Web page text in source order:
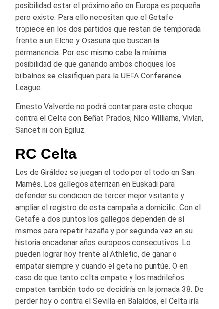
posibilidad estar el próximo año en Europa es pequeña
pero existe. Para ello necesitan que el Getafe
tropiece en los dos partidos que restan de temporada
frente a un Elche y Osasuna que buscan la
permanencia. Por eso mismo cabe la mínima
posibilidad de que ganando ambos choques los
bilbaínos se clasifiquen para la UEFA Conference
League.
Ernesto Valverde no podrá contar para este choque
contra el Celta con Beñat Prados, Nico Williams, Vivian,
Sancet ni con Egiluz.
RC Celta
Los de Giráldez se juegan el todo por el todo en San
Mamés. Los gallegos aterrizan en Euskadi para
defender su condición de tercer mejor visitante y
ampliar el registro de esta campaña a domicilio. Con el
Getafe a dos puntos los gallegos dependen de sí
mismos para repetir hazaña y por segunda vez en su
historia encadenar años europeos consecutivos. Lo
pueden lograr hoy frente al Athletic, de ganar o
empatar siempre y cuando el geta no puntúe. O en
caso de que tanto celta empate y los madrileños
empaten también todo se decidiría en la jornada 38. De
perder hoy o contra el Sevilla en Balaídos, el Celta iría